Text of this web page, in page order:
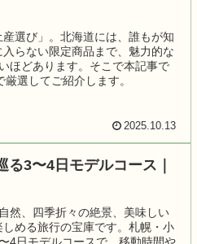
選び」。北海道には、誰もが知
らない限定商品まで、魅力的な
ほどあります。そこで本記事で
選してご紹介します。
2025.10.13
る3〜4日モデルコース｜
然、四季折々の絶景、美味しい
める旅行の宝庫です。札幌・小